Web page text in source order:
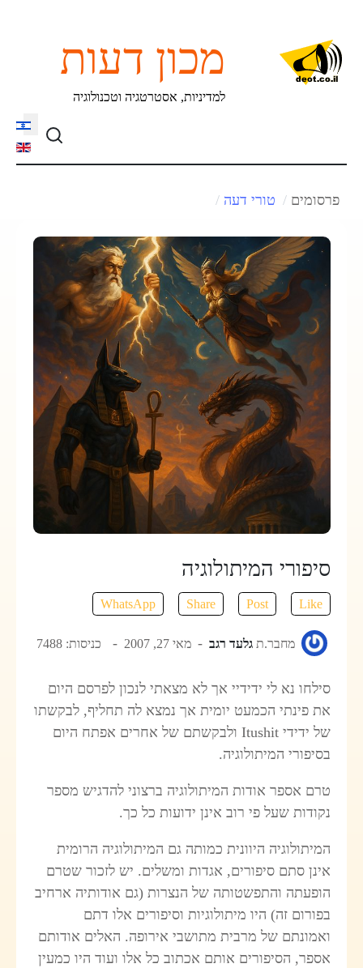
מכון דעות
למדיניות, אסטרטגיה וטכנולוגיה
פרסומים טורי דעה
סיפורי המיתולוגיה
Like
Post
Share
WhatsApp
מחבר.ת גלעד רגב מאי 27, 2007 כניסות: 7488
סילחו נא לי ידידיי אך לא מצאתי לנכון לפרסם היום
את פינתי הכמעט יומית אך נמצא לה תחליף, לבקשתו
של ידידיItushit ולבקשתם של אחרים אפתח היום
בסיפורי המיתולוגיה.
טרם אספר אודות המיתולוגיה ברצוני להדגיש מספר
נקודות שעל פי רוב אינן ידועות כל כך.
המיתולוגיה היוונית כמותה גם המיתולוגיה הרומית
אינן סתם סיפורים, אגדות ומשלים. יש לזכור שטרם
הופעתה והתפשטותה של הנצרות (גם אודותיה ארחיב
בפורום זה) היו מיתולוגיות וסיפורים אלו דתם
ואמונתם של מרבית מתושבי אירופה. האלים אודותם
אספר, הסיפורים אותם אכתוב כל אלו ועוד היו כמעין